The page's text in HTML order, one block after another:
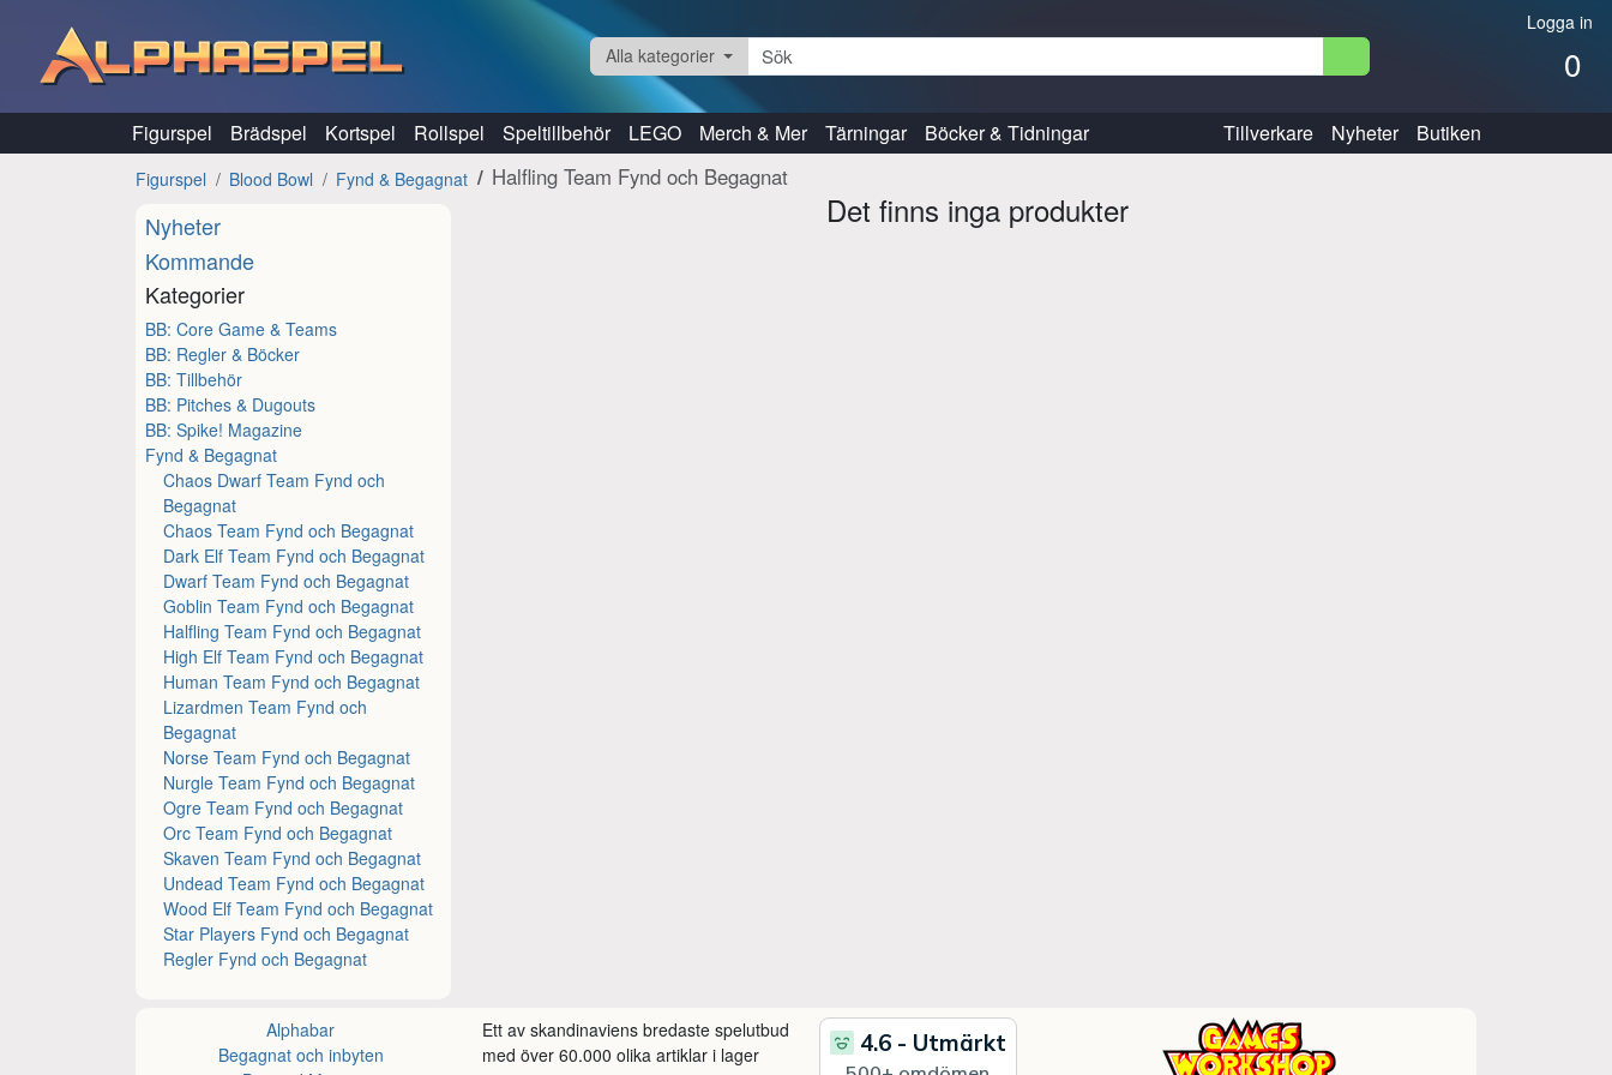
Logga in
0
Alla kategorier
Figurspel Brädspel Kortspel Rollspel Speltillbehör LEGO Merch & Mer Tärningar Böcker & Tidningar Tillverkare Nyheter Butiken
Figurspel Blood Bowl Fynd & Begagnat Halfling Team Fynd och Begagnat
Nyheter
Kommande
Kategorier
BB: Core Game & Teams
BB: Regler & Böcker
BB: Tillbehör
BB: Pitches & Dugouts
BB: Spike! Magazine
Fynd & Begagnat
Chaos Dwarf Team Fynd och
Begagnat
Chaos Team Fynd och Begagnat
Dark Elf Team Fynd och Begagnat
Dwarf Team Fynd och Begagnat
Goblin Team Fynd och Begagnat
Halfling Team Fynd och Begagnat
High Elf Team Fynd och Begagnat
Human Team Fynd och Begagnat
Lizardmen Team Fynd och
Begagnat
Norse Team Fynd och Begagnat
Nurgle Team Fynd och Begagnat
Ogre Team Fynd och Begagnat
Orc Team Fynd och Begagnat
Skaven Team Fynd och Begagnat
Undead Team Fynd och Begagnat
Wood Elf Team Fynd och Begagnat
Star Players Fynd och Begagnat
Regler Fynd och Begagnat
Det finns inga produkter
Alphabar
Begagnat och inbyten
Ett av skandinaviens bredaste spelutbud
med över 60.000 olika artiklar i lager